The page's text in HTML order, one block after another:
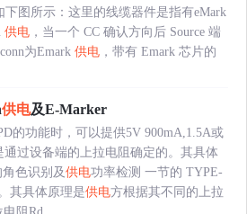
下图所示：这里的线缆器件是指有eMark
供电 ，当一个 CC 确认方向后 Source 端
为Emark 供电 ，带有 Emark 芯片的
供电及E-Marker
的功能时，可以提供5V 900mA,1.5A或
过设备端的上拉电阻确定的。其具体
色识别及 供电功率检测 一节的 TYPE-
其具体原理是供电方根据其不同的上拉